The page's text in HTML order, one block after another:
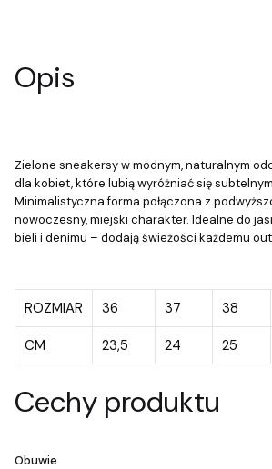
Opis
Zielone sneakersy w modnym, naturalnym
dla kobiet, które lubią wyróżniać się
Minimalistyczna forma połączona z
nowoczesny, miejski charakter. Idealne do
bieli i denimu – dodają świeżości każdemu
ROZMIAR 36 37 38
CM 23,5 24 25
Cechy produktu
Obuwie